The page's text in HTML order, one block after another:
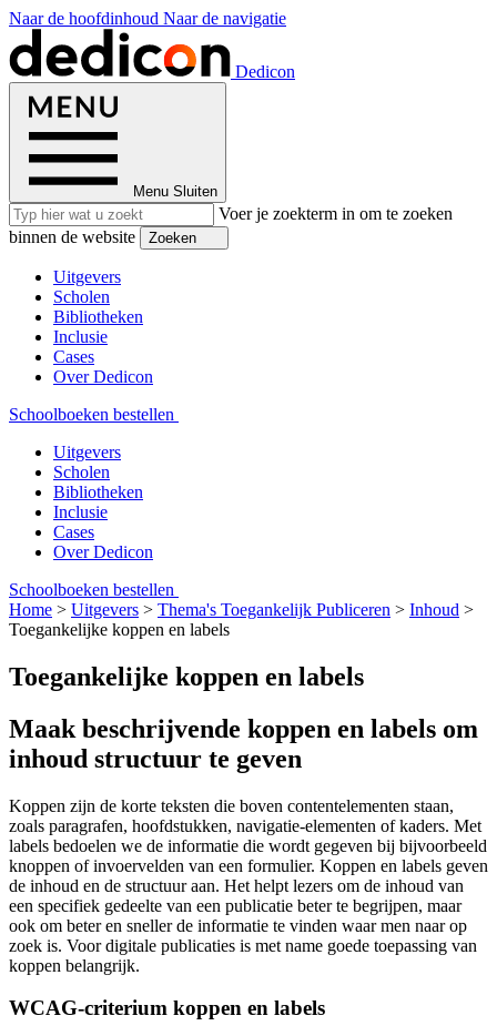
Naar de hoofdinhoud Naar de navigatie
Dedicon
Menu Sluiten
Voer je zoekterm in om te zoeken
binnen de website
Zoeken
Uitgevers
Scholen
Bibliotheken
Inclusie
Cases
Over Dedicon
Schoolboeken bestellen
Uitgevers
Scholen
Bibliotheken
Inclusie
Cases
Over Dedicon
Schoolboeken bestellen
Home > Uitgevers > Thema's Toegankelijk Publiceren > Inhoud >
Toegankelijke koppen en labels
Toegankelijke koppen en labels
Maak beschrijvende koppen en labels om
inhoud structuur te geven
Koppen zijn de korte teksten die boven contentelementen staan,
zoals paragrafen, hoofdstukken, navigatie-elementen of kaders. Met
labels bedoelen we de informatie die wordt gegeven bij bijvoorbeeld
knoppen of invoervelden van een formulier. Koppen en labels geven
de inhoud en de structuur aan. Het helpt lezers om de inhoud van
een specifiek gedeelte van een publicatie beter te begrijpen, maar
ook om beter en sneller de informatie te vinden waar men naar op
zoek is. Voor digitale publicaties is met name goede toepassing van
koppen belangrijk.
WCAG-criterium koppen en labels